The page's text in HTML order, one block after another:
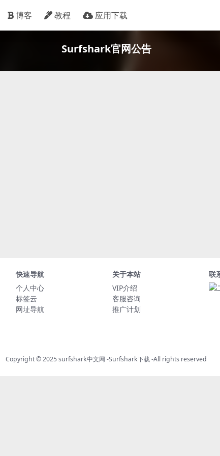
博客 教程 应用下载
Surfshark官网公告
快速导航
个人中心
标签云
网址导航
关于本站
VIP介绍
客服咨询
推广计划
联
Copyright © 2025surfshark中文网 -Surfshark下载-All rights reserved